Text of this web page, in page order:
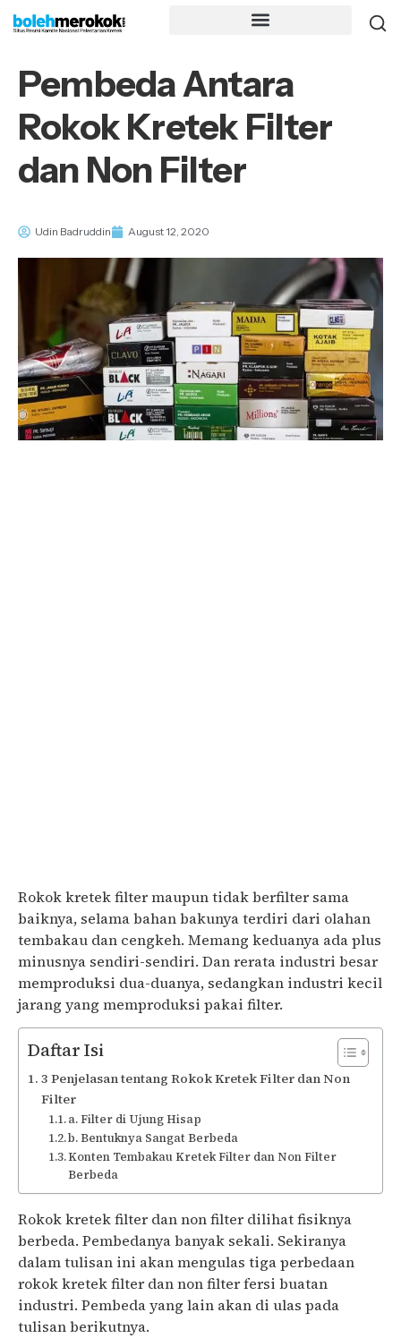
Pembeda Antara
Rokok Kretek Filter
dan Non Filter
Udin Badruddin August 12, 2020
Rokok kretek filter maupun tidak berfilter sama
baiknya, selama bahan bakunya terdiri dari olahan
tembakau dan cengkeh. Memang keduanya ada plus
minusnya sendiri-sendiri. Dan rerata industri besar
memproduksi dua-duanya, sedangkan industri kecil
jarang yang memproduksi pakai filter.
Daftar Isi
3 Penjelasan tentang Rokok Kretek Filter dan Non
Filter
a. Filter di Ujung Hisap
b. Bentuknya Sangat Berbeda
Konten Tembakau Kretek Filter dan Non Filter
Berbeda
Rokok kretek filter dan non filter dilihat fisiknya
berbeda. Pembedanya banyak sekali. Sekiranya
dalam tulisan ini akan mengulas tiga perbedaan
rokok kretek filter dan non filter fersi buatan
industri. Pembeda yang lain akan di ulas pada
tulisan berikutnya.